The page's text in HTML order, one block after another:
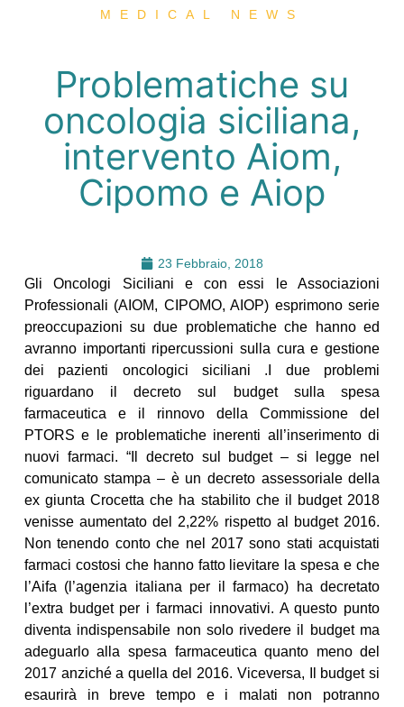
MEDICAL NEWS
Problematiche su
oncologia siciliana,
intervento Aiom,
Cipomo e Aiop
23 Febbraio, 2018
Gli Oncologi Siciliani e con essi le Associazioni
Professionali (AIOM, CIPOMO, AIOP) esprimono serie
preoccupazioni su due problematiche che hanno ed
avranno importanti ripercussioni sulla cura e gestione
dei pazienti oncologici siciliani .I due problemi
riguardano il decreto sul budget sulla spesa
farmaceutica e il rinnovo della Commissione del
PTORS e le problematiche inerenti all’inserimento di
nuovi farmaci. “Il decreto sul budget – si legge nel
comunicato stampa – è un decreto assessoriale della
ex giunta Crocetta che ha stabilito che il budget 2018
venisse aumentato del 2,22% rispetto al budget 2016.
Non tenendo conto che nel 2017 sono stati acquistati
farmaci costosi che hanno fatto lievitare la spesa e che
l’Aifa (l’agenzia italiana per il farmaco) ha decretato
l’extra budget per i farmaci innovativi. A questo punto
diventa indispensabile non solo rivedere il budget ma
adeguarlo alla spesa farmaceutica quanto meno del
2017 anziché a quella del 2016. Viceversa, Il budget si
esaurirà in breve tempo e i malati non potranno